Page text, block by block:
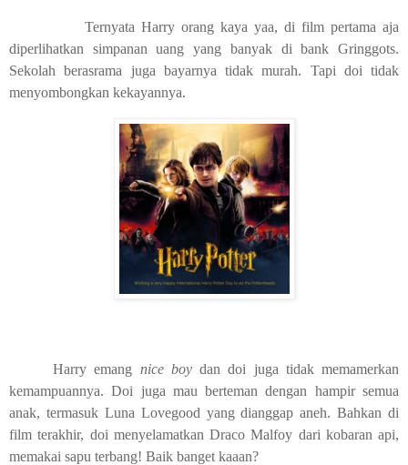
Ternyata Harry orang kaya yaa, di film pertama aja
diperlihatkan simpanan uang yang banyak di bank Gringgots.
Sekolah berasrama juga bayarnya tidak murah. Tapi doi tidak
menyombongkan kekayannya.
Harry emang nice boydan doi juga tidak memamerkan
kemampuannya. Doi juga mau berteman dengan hampir semua
anak, termasuk Luna Lovegood yang dianggap aneh. Bahkan di
film terakhir, doi menyelamatkan Draco Malfoy dari kobaran api,
memakai sapu terbang! Baik banget kaaan?